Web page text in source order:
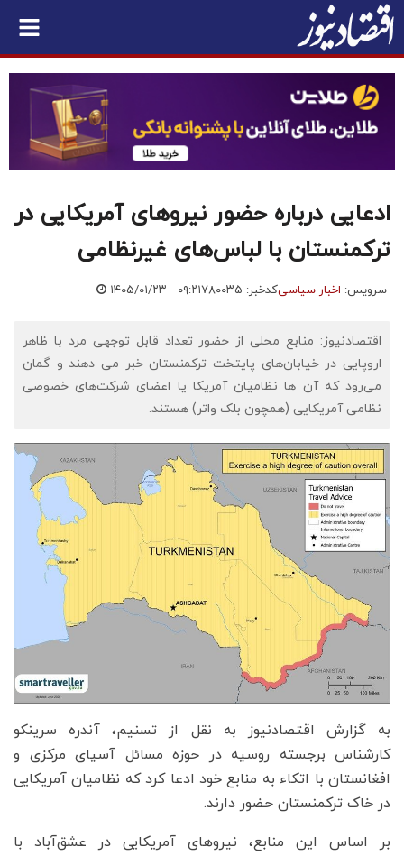
ادعایی درباره حضور نیروهای آمریکایی در
ترکمنستان با لباس‌های غیرنظامی
سرویس: اخبار سیاسیکدخبر: ۷۸۰۰۳۵ ۱۴۰۵/۰۱/۲۳ - ۰۹:۲۱
اقتصادنیوز: منابع محلی از حضور تعداد قابل توجهی مرد با ظاهر
اروپایی در خیابان‌های پایتخت ترکمنستان خبر می دهند و گمان
می‌رود که آن ها نظامیان آمریکا یا اعضای شرکت‌های خصوصی
نظامی آمریکایی (همچون بلک‌ واتر) هستند.
به گزارش اقتصادنیوز به نقل از تسنیم، آندره سرینکو
کارشناس برجسته روسیه در حوزه مسائل آسیای مرکزی و
افغانستان با اتکاء به منابع خود ادعا کرد که نظامیان آمریکایی
در خاک ترکمنستان حضور دارند.
بر اساس این منابع، نیروهای آمریکایی در عشق‌آباد با